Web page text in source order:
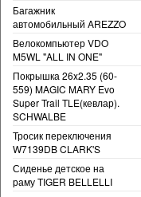
Багажник
автомобильный AREZZO
Велокомпьютер VDO
M5WL "ALL IN ONE"
Покрышка 26x2.35 (60-
559) MAGIC MARY Evo
Super Trail TLE(кевлар).
SCHWALBE
Тросик переключения
W7139DB CLARK'S
Сиденье детское на
раму TIGER BELLELLI